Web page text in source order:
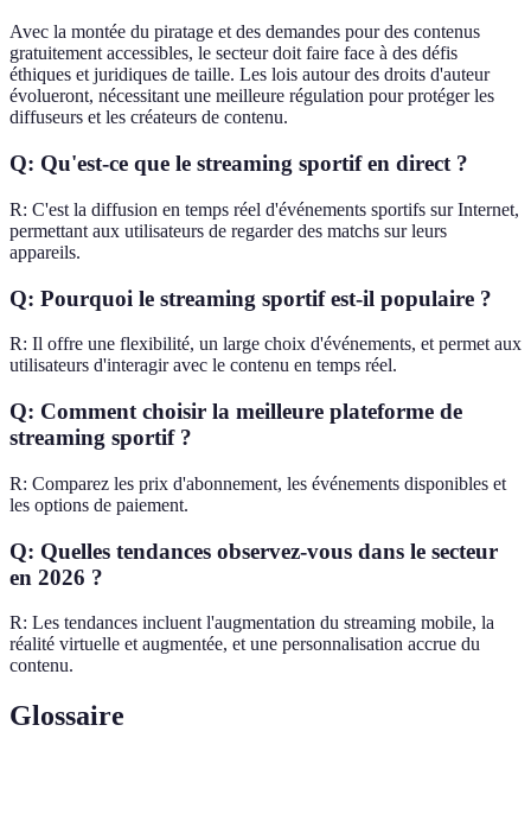
Avec la montée du piratage et des demandes pour des contenus
gratuitement accessibles, le secteur doit faire face à des défis
éthiques et juridiques de taille. Les lois autour des droits d'auteur
évolueront, nécessitant une meilleure régulation pour protéger les
diffuseurs et les créateurs de contenu.
Q: Qu'est-ce que le streaming sportif en direct ?
R: C'est la diffusion en temps réel d'événements sportifs sur Internet,
permettant aux utilisateurs de regarder des matchs sur leurs
appareils.
Q: Pourquoi le streaming sportif est-il populaire ?
R: Il offre une flexibilité, un large choix d'événements, et permet aux
utilisateurs d'interagir avec le contenu en temps réel.
Q: Comment choisir la meilleure plateforme de
streaming sportif ?
R: Comparez les prix d'abonnement, les événements disponibles et
les options de paiement.
Q: Quelles tendances observez-vous dans le secteur
en 2026 ?
R: Les tendances incluent l'augmentation du streaming mobile, la
réalité virtuelle et augmentée, et une personnalisation accrue du
contenu.
Glossaire